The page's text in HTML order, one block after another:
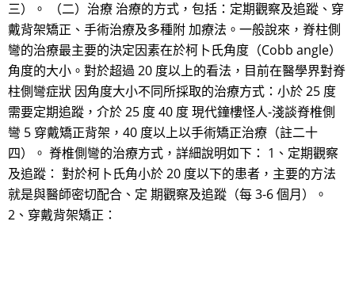
三）。 （二）治療 治療的方式，包括：定期觀察及追蹤、穿
戴背架矯正、手術治療及多種附 加療法。一般說來，脊柱側
彎的治療最主要的決定因素在於柯卜氏角度（Cobb angle）
角度的大小。對於超過 20 度以上的看法，目前在醫學界對脊
柱側彎症狀 因角度大小不同所採取的治療方式：小於 25 度
需要定期追蹤，介於 25 度 40 度 現代鐘樓怪人-淺談脊椎側
彎 5 穿戴矯正背架，40 度以上以手術矯正治療（註二十
四）。 脊椎側彎的治療方式，詳細說明如下： 1、定期觀察
及追蹤： 對於柯卜氏角小於 20 度以下的患者，主要的方法
就是與醫師密切配合、定 期觀察及追蹤（每 3-6 個月）。
2、穿戴背架矯正：